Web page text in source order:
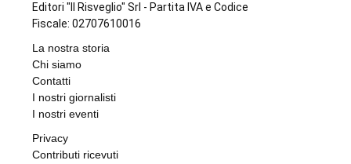
Editori "Il Risveglio" Srl - Partita IVA e Codice
Fiscale: 02707610016
La nostra storia
Chi siamo
Contatti
I nostri giornalisti
I nostri eventi
Privacy
Contributi ricevuti